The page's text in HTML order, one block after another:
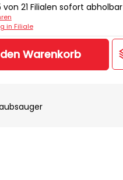
von 21 Filialen sofort abholbar
in Filiale
Warenkorb